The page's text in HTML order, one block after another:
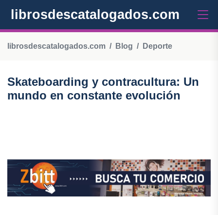
librosdescatalogados.com
librosdescatalogados.com Blog Deporte
Skateboarding y contracultura: Un
mundo en constante evolución